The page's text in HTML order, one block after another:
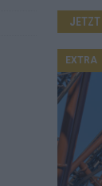
JETZT
EXTRA